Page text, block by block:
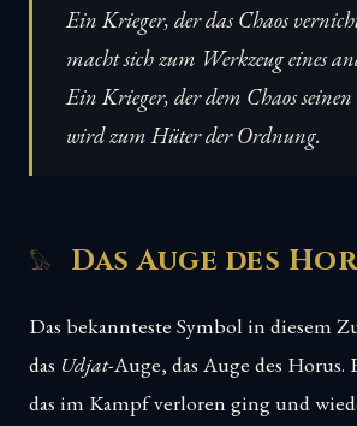
Ein Krieger, der das Chaos
macht sich zum Werkzeug eines
Ein Krieger, der dem Chaos seinen
wird zum Hüter der Ordnung.
Das Auge des
Das bekannteste Symbol in diesem
das Udjat-Auge, das Auge des Horus.
das im Kampf verloren ging und